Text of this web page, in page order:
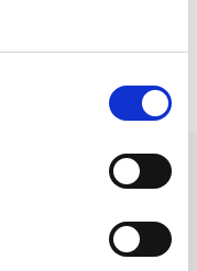
kr (2026-08-06)
på